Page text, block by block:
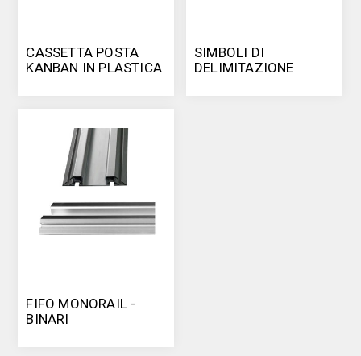
CASSETTA POSTA
KANBAN IN PLASTICA
SIMBOLI DI
DELIMITAZIONE
FIFO MONORAIL -
BINARI